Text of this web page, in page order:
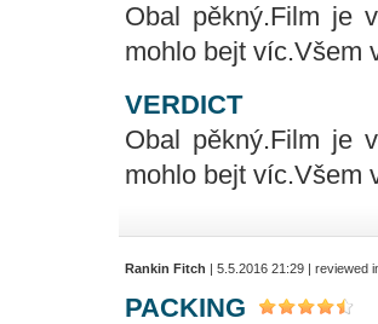
Obal pěkný.Film je
mohlo bejt víc.Všem
VERDICT
Obal pěkný.Film je
mohlo bejt víc.Všem
Rankin Fitch | 5.5.2016 21:29 | reviewed
PACKING